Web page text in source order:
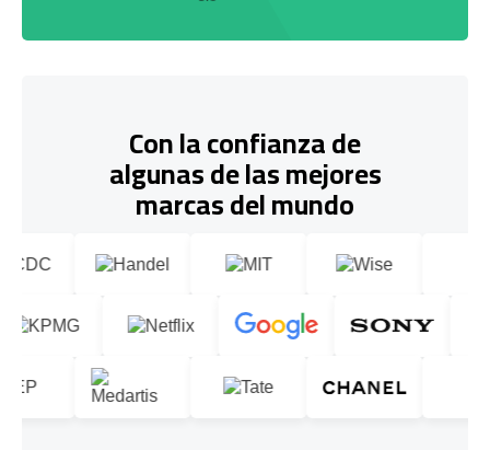
Con la confianza de
algunas de las mejores
marcas del mundo